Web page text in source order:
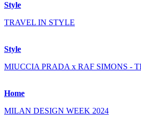
Style
TRAVEL IN STYLE
Style
MIUCCIA PRADA x RAF SIMONS -
Home
MILAN DESIGN WEEK 2024